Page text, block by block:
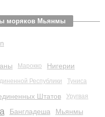
моряков Мьянмы
Марокко
Нигерии
Республики Туниса
Штатов Уругвая
Бангладеша Мьянмы